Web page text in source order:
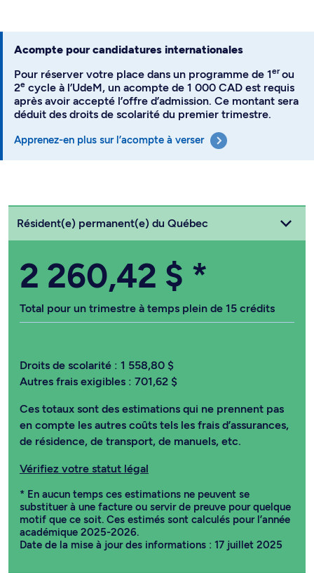
Acompte pour candidatures internationales
Pour réserver votre place dans un programme de 1erou
2e cycle à l’UdeM, un acompte de 1 000 CAD est requis
après avoir accepté l’offre d’admission. Ce montant sera
déduit des droits de scolarité du premier trimestre.
Apprenez-en plus sur l’acompte à verser
Choisissez votre statut
Résident(e) permanent(e) du Québec
2 260,42 $ *
Total pour un trimestre à temps plein de 15 crédits
Droits de scolarité : 1 558,80 $
Autres frais exigibles : 701,62 $
Ces totaux sont des estimations qui ne prennent pas
en compte les autres coûts tels les frais d’assurances,
de résidence, de transport, de manuels, etc.
Vérifiez votre statut légal
* En aucun temps ces estimations ne peuvent se
substituer à une facture ou servir de preuve pour quelque
motif que ce soit. Ces estimés sont calculés pour l’année
académique 2025-2026.
Date de la mise à jour des informations : 17 juillet 2025